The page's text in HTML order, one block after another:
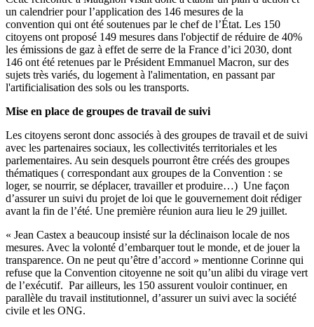
un calendrier pour l’application des 146 mesures de la
convention qui ont été soutenues par le chef de l’État. Les 150
citoyens ont proposé 149 mesures dans l'objectif de réduire de 40%
les émissions de gaz à effet de serre de la France d’ici 2030, dont
146 ont été retenues par le Président Emmanuel Macron, sur des
sujets très variés, du logement à l'alimentation, en passant par
l'artificialisation des sols ou les transports.
Mise en place de groupes de travail de suivi
Les citoyens seront donc associés à des groupes de travail et de suivi
avec les partenaires sociaux, les collectivités territoriales et les
parlementaires. Au sein desquels pourront être créés des groupes
thématiques ( correspondant aux groupes de la Convention : se
loger, se nourrir, se déplacer, travailler et produire…) Une façon
d’assurer un suivi du projet de loi que le gouvernement doit rédiger
avant la fin de l’été. Une première réunion aura lieu le 29 juillet.
« Jean Castex a beaucoup insisté sur la déclinaison locale de nos
mesures. Avec la volonté d’embarquer tout le monde, et de jouer la
transparence. On ne peut qu’être d’accord » mentionne Corinne qui
refuse que la Convention citoyenne ne soit qu’un alibi du virage vert
de l’exécutif. Par ailleurs, les 150 assurent vouloir continuer, en
parallèle du travail institutionnel, d’assurer un suivi avec la société
civile et les ONG.